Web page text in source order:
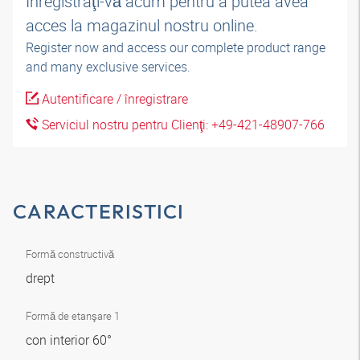
acces la magazinul nostru online.
Register now and access our complete product range
and many exclusive services.
Autentificare / înregistrare
Serviciul nostru pentru Clienţi: +49-421-48907-766
CARACTERISTICI
Formă constructivă
drept
Formă de etanşare 1
con interior 60°